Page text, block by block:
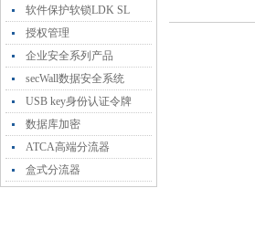
软件保护软锁LDK SL
授权管理
企业安全系列产品
secWall数据安全系统
USB key身份认证令牌
数据库加密
ATCA高端分流器
盒式分流器